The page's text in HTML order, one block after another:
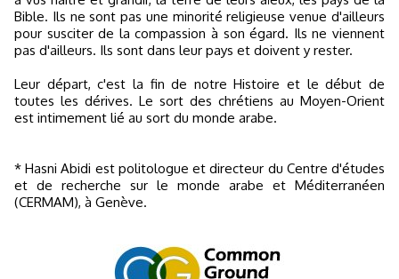
Bible. Ils ne sont pas une minorité religieuse venue d'ailleurs
pour susciter de la compassion à son égard. Ils ne viennent
pas d'ailleurs. Ils sont dans leur pays et doivent y rester.
Leur départ, c'est la fin de notre Histoire et le début de
toutes les dérives. Le sort des chrétiens au Moyen-Orient
est intimement lié au sort du monde arabe.
* Hasni Abidi est politologue et directeur du Centre d'études
et de recherche sur le monde arabe et Méditerranéen
(CERMAM), à Genève.